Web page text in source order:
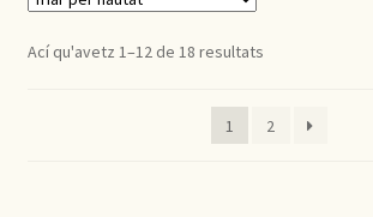
Ací qu'avetz 1–12 de 18 resultats
1 2